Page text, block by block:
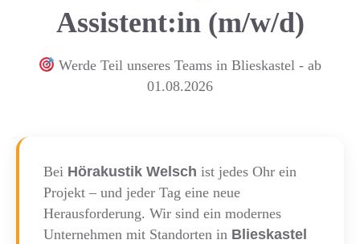
Assistent:in (m/w/d)
Werde Teil unseres Teams in Blieskastel - ab
01.08.2026
Bei Hörakustik Welsch ist jedes Ohr ein
Projekt – und jeder Tag eine neue
Herausforderung. Wir sind ein modernes
Unternehmen mit Standorten in Blieskastel